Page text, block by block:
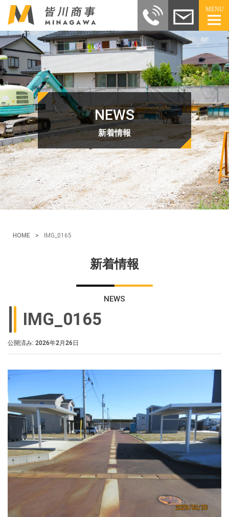
MENU
NEWS
新着情報
HOME > IMG_0165
新着情報
NEWS
IMG_0165
公開済み: 2026年2月26日